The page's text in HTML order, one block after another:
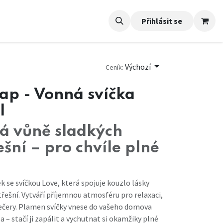
Přihlásit se
Ceník: Výchozí
- Vonná svíčka
vůně sladkých
– pro chvíle plné
se svíčkou Love, která spojuje kouzlo lásky
Vytváří příjemnou atmosféru pro relaxaci,
Plamen svíčky vnese do vašeho domova
– stačí ji zapálit a vychutnat si okamžiky plné